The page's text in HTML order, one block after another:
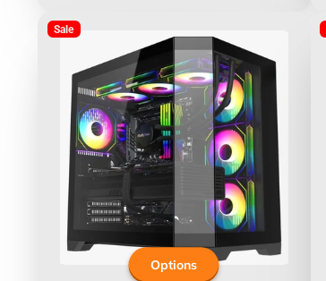
Sale
Options